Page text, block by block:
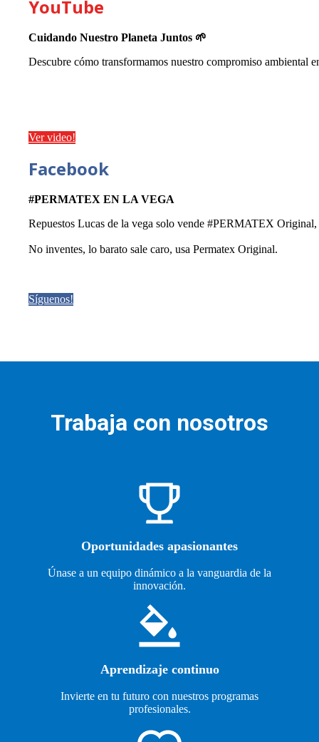
YouTube
Cuidando Nuestro Planeta Juntos 🌱
Descubre cómo transformamos nuestro compromiso ambiental
Ver video!
Facebook
#PERMATEX EN LA VEGA
Repuestos Lucas de la vega solo vende #PERMATEX
No inventes, lo barato sale caro, usa Permatex Original.
Síguenos!
Trabaja con nosotros
Oportunidades apasionantes
Únase a un equipo dinámico a la vanguardia de la
innovación.
Aprendizaje continuo
Invierte en tu futuro con nuestros programas
profesionales.